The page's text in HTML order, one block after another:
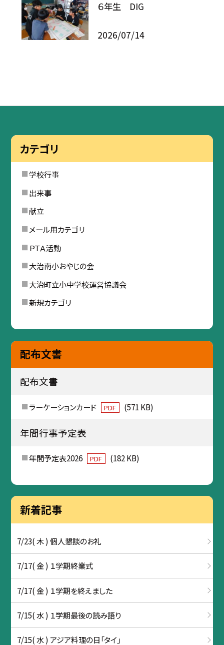
６年生 DIG
2026/07/14
カテゴリ
学校行事
出来事
献立
メール用カテゴリ
ＰＴＡ活動
大治南小おやじの会
大治町立小中学校運営協議会
新規カテゴリ
配布文書
配布文書
ラーケーションカード PDF (571 KB)
年間行事予定表
年間予定表2026 PDF (182 KB)
新着記事
7/23( 木 ) 個人懇談のお礼
7/17( 金 ) １学期終業式
7/17( 金 ) １学期を終えました
7/15( 水 ) １学期最後の読み語り
7/15( 水 ) アジア料理の日「タイ」